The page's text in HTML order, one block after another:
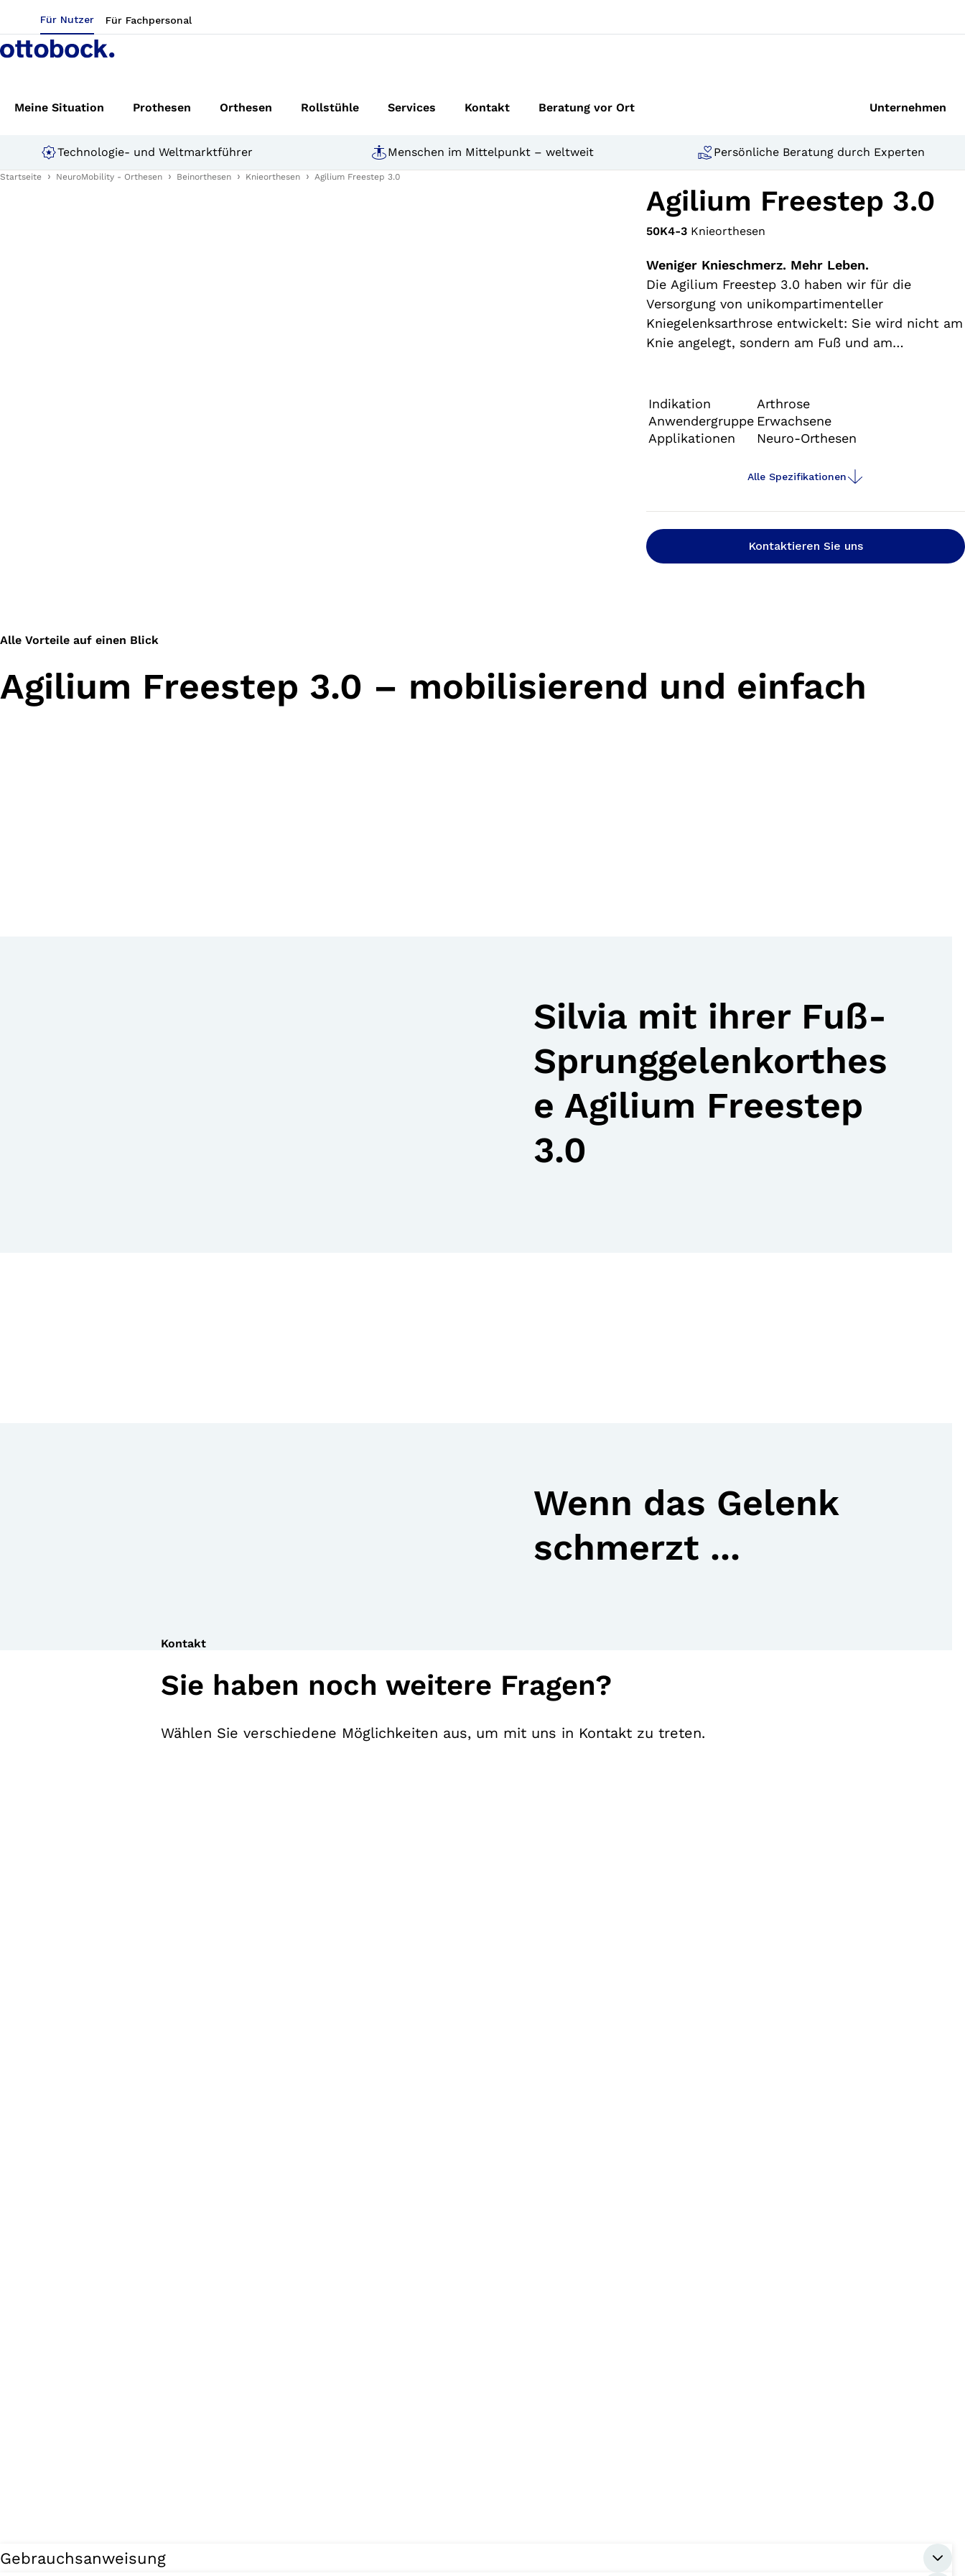
Für Nutzer Für Fachpersonal
Meine Situation Prothesen Orthesen Rollstühle Services Kontakt Beratung vor Ort Unternehmen
Technologie- und Weltmarktführer Menschen im Mittelpunkt – weltweit Persönliche Beratung durch Experten
Startseite NeuroMobility - Orthesen Beinorthesen Knieorthesen Agilium Freestep 3.0
Agilium Freestep 3.0
50K4-3 Knieorthesen
Weniger Knieschmerz. Mehr Leben.
Die Agilium Freestep 3.0 haben wir für die
Versorgung von unikompartimenteller
Kniegelenksarthrose entwickelt: Sie wird nicht am
Knie angelegt, sondern am Fuß und am
Agilium Freestep 3.0 die Belastungslinie im Knie.
Die Belastungslinie beschreibt den Punkt, an dem
das Körpergewicht hauptsächlich auf den Knorpel
Indikation
Arthrose
Anwendergruppe Erwachsene
Applikationen
Neuro-Orthesen
Alle Spezifikationen
Kontaktieren Sie uns
Alle Vorteile auf einen Blick
Agilium Freestep 3.0 – mobilisierend und einfach
Silvia mit ihrer Fuß-
Sprunggelenkorthes
e Agilium Freestep
3.0
Wenn das Gelenk
schmerzt ...
Kontakt
Sie haben noch weitere Fragen?
Wählen Sie verschiedene Möglichkeiten aus, um mit uns in Kontakt zu treten.
Gebrauchsanweisung